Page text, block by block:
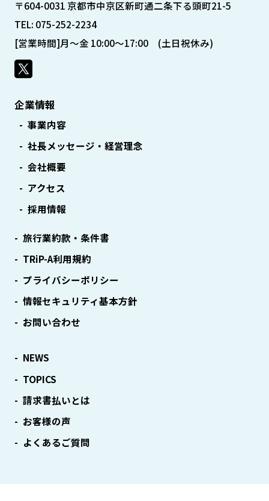
〒604-0031 京都市中京区新町通二条下る頭町21-5
TEL: 075-252-2234
[営業時間]月～金 10:00～17:00 (土日祝休み)
企業情報
事業内容
社長メッセージ・経営理念
会社概要
アクセス
採用情報
旅行業約款・条件書
TRiP-A利用規約
プライバシーポリシー
情報セキュリティ基本方針
お問い合わせ
NEWS
TOPICS
請求書払いとは
お客様の声
よくあるご質問